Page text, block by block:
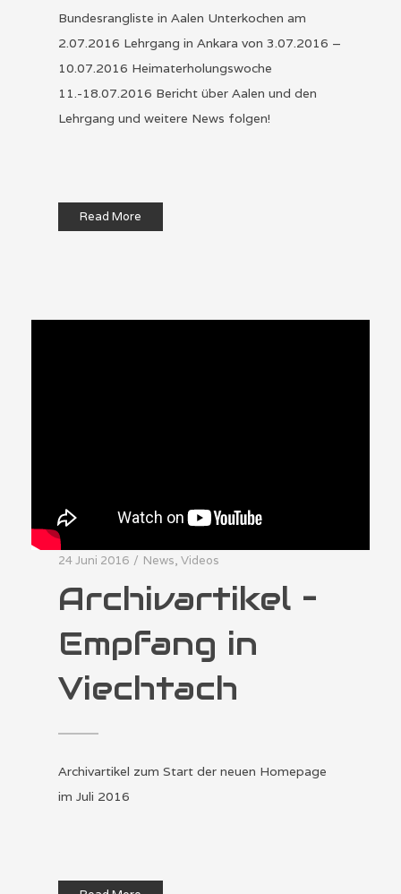
Bundesrangliste in Aalen Unterkochen am
2.07.2016 Lehrgang in Ankara von 3.07.2016 –
10.07.2016 Heimaterholungswoche
11.-18.07.2016 Bericht über Aalen und den
Lehrgang und weitere News folgen!
Read More
24 Juni 2016 / News, Videos
Archivartikel –
Empfang in
Viechtach
Archivartikel zum Start der neuen Homepage
im Juli 2016